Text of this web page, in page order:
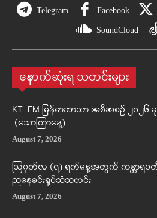
Telegram Facebook
SoundCloud
နောက်ဆုံးရ သတင်းများ
KT-FM မြန်မာဘာသာ အစီအစဉ် ၂၀၂
(သောကြာနေ့)
August 7, 2026
ဩဂုတ်လ (၇) ရက်နေ့အတွက် ကန္တာရဝတီ
ညနေခင်းရုပ်သံသတင်း
August 7, 2026